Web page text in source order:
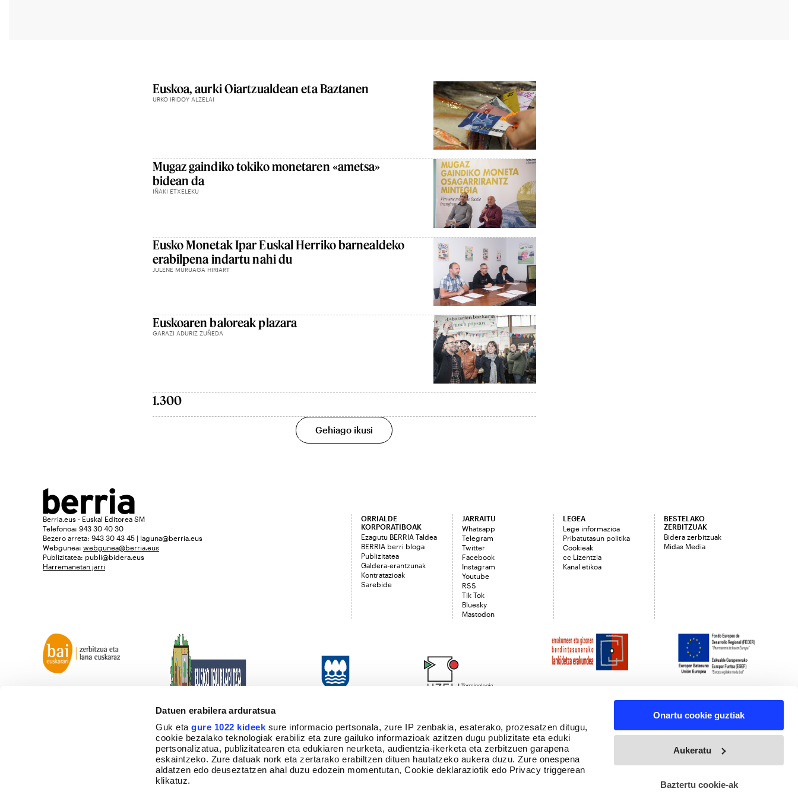
Datuen erabilera arduratsua
Guk etagure 1022 kideek sure informacio pertsonala, zure IP zenbakia, esaterako, prozesatzen ditugu,
cookie bezalako teknologiak erabiliz eta zure gailuko informazioak azitzen dugu publizitate eta eduki
pertsonalizatua, publizitatearen eta edukiaren neurketa, audientzia-ikerketa eta zerbitzuen garapena
eskaintzeko. Zure datuak nork eta zertarako erabiltzen dituen hautatzeko aukera duzu. Zure onespena
aldatzen edo deuseztatzen ahal duzu edozein momentutan, Cookie deklaraziotik edo Privacy triggerean
klikatuz.
Onartu cookie guztiak
Aukeratu
Baztertu cookie-ak
Euskoa, aurki Oiartzualdean eta Baztanen
URKO IRIDOY ALZELAI
Mugaz gaindiko tokiko monetaren «ametsa»
bidean da
IÑAKI ETXELEKU
Eusko Monetak Ipar Euskal Herriko barnealdeko
erabilpena indartu nahi du
JULENE MURUAGA HIRIART
Euskoaren baloreak plazara
GARAZI ADURIZ ZUÑEDA
1.300
Gehiago ikusi
Berria.eus - Euskal Editorea SM
Telefonoa: 943 30 40 30
Bezero arreta: 943 30 43 45 | laguna@berria.eus
Webgunea: webgunea@berria.eus
Publizitatea: publi@bidera.eus
Harremanetan jarri
ORRIALDE
KORPORATIBOAK
Ezagutu BERRIA Taldea
BERRIA berri bloga
Publizitatea
Galdera-erantzunak
Kontratazioak
Sarebide
JARRAITU
Whatsapp
Telegram
Twitter
Facebook
Instagram
Youtube
RSS
Tik Tok
Bluesky
Mastodon
LEGEA
Lege informazioa
Pribatutasun politika
Cookieak
cc Lizentzia
Kanal etikoa
BESTELAKO
ZERBITZUAK
Bidera zerbitzuak
Midas Media